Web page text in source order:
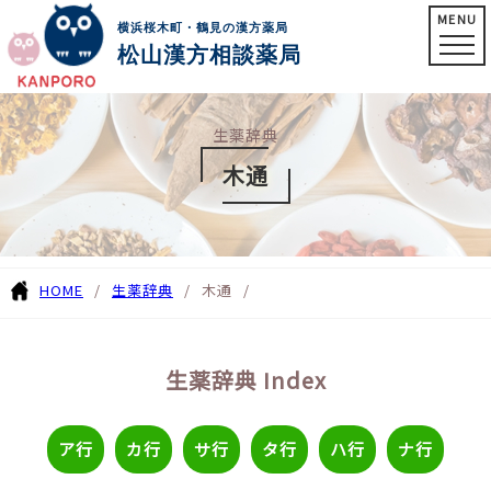
横浜桜木町・鶴見の漢方薬局
松山漢方相談薬局
MENU
生薬辞典
木通
HOME 生薬辞典 木通
生薬辞典 Index
ア行 カ行 サ行 タ行 ハ行 ナ行